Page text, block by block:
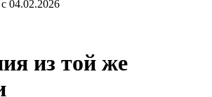
из той же